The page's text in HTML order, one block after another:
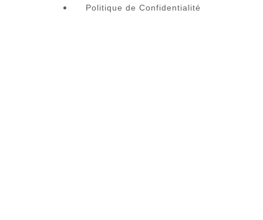
Politique de Confidentialité